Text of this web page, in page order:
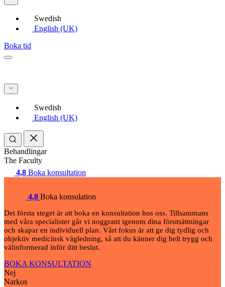
Swedish
English (UK)
Boka tid
Swedish
English (UK)
Behandlingar
The Faculty
4,8 Boka konsultation
4,8 Boka konsulation
Det första steget är att boka en konsultation hos oss. Tillsammans
med våra specialister går vi noggrant igenom dina förutsättningar
och skapar en individuell plan. Vårt fokus är att ge dig tydlig och
objektiv medicinsk vägledning, så att du känner dig helt trygg och
välinformerad inför ditt beslut.
BOKA KONSULTATION
Nej
Narkos